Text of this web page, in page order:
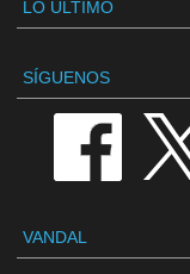
LO ÚLTIMO
SÍGUENOS
VANDAL